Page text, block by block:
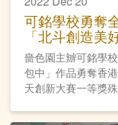
可銘學校勇奪
「北斗創造美
一等獎
嗇色園主辧可銘學
包中」作品勇奪香
天創新大賽一等獎殊